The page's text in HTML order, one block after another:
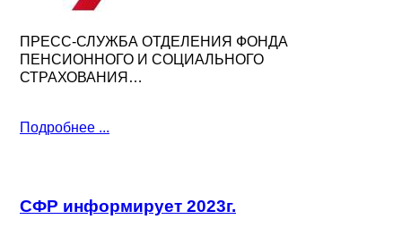
ПРЕСС-СЛУЖБА ОТДЕЛЕНИЯ ФОНДА
ПЕНСИОННОГО И СОЦИАЛЬНОГО
СТРАХОВАНИЯ…
Подробнее ...
СФР информирует 2023г.